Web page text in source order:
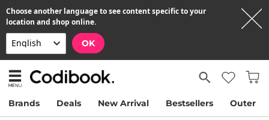
Choose another language to see content specific to your
location and shop online.
OK
Brands Deals New Arrival Bestsellers Outer